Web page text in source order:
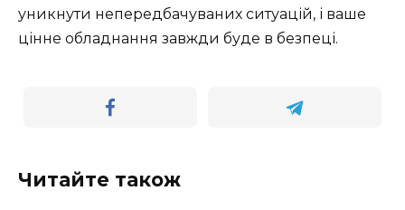
уникнути непередбачуваних ситуацій, і ваше
цінне обладнання завжди буде в безпеці.
Читайте також